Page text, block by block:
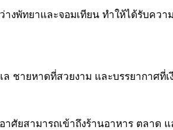
งพัทยาและจอมเทียน ทำให้ได้รับคว
ชายหาดที่สวยงาม และบรรยากาศที่เ
ยสามารถเข้าถึงร้านอาหาร ตลาด